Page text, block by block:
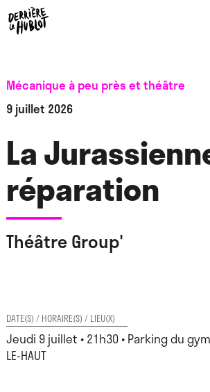
Mécanique à peu près et théâtre
9 juillet 2026
La
réparation
Théâtre Group'
DATE(S) / HORAIRE(S) / LIEU(X)
Jeudi 9 juillet • 21h30 • Parking du
LE-HAUT